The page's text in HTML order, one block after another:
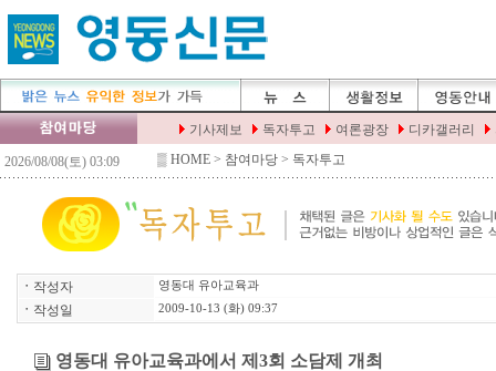
▒ HOME > 참여마당 > 독자투고
ㆍ 작성자 영동대 유아교육과
ㆍ 작성일 2009-10-13 (화) 09:37
영동대 유아교육과에서 제3회 소담제 개최